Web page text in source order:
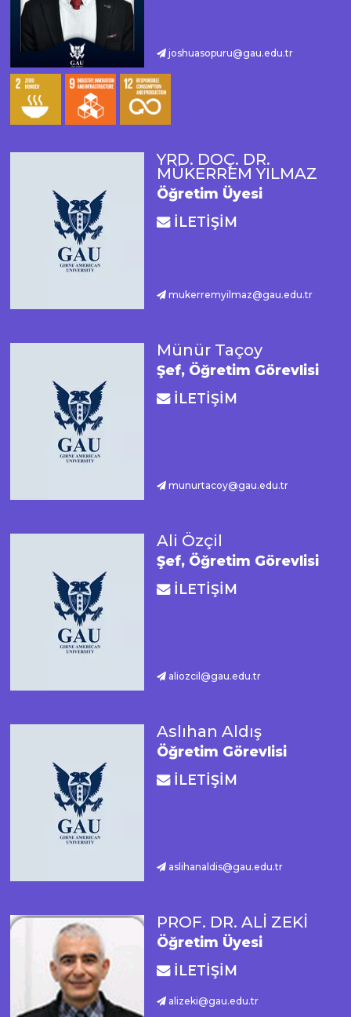
joshuasopuru@gau.edu.tr
YRD. DOÇ. DR.
MÜKERREM YILMAZ
Öğretim Üyesi
İLETİŞİM
mukerremyilmaz@gau.edu.tr
Münür Taçoy
Şef, Öğretim Görevlisi
İLETİŞİM
munurtacoy@gau.edu.tr
Ali Özçil
Şef, Öğretim Görevlisi
İLETİŞİM
aliozcil@gau.edu.tr
Aslıhan Aldış
Öğretim Görevlisi
İLETİŞİM
aslihanaldis@gau.edu.tr
PROF. DR. ALİ ZEKİ
Öğretim Üyesi
İLETİŞİM
alizeki@gau.edu.tr